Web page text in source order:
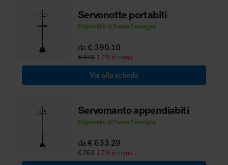
Servonotte portabiti
Disponibile in Pronta Consegna
da€ 390.10
€ 470 17% in meno
Vai alla scheda
Servomanto appendiabiti
Disponibile in Pronta Consegna
da€ 633.29
€ 763 17% in meno